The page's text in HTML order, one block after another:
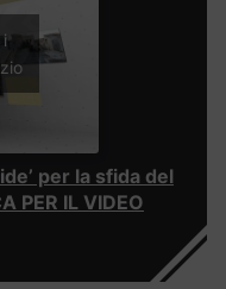
per la sfida del
PER IL VIDEO